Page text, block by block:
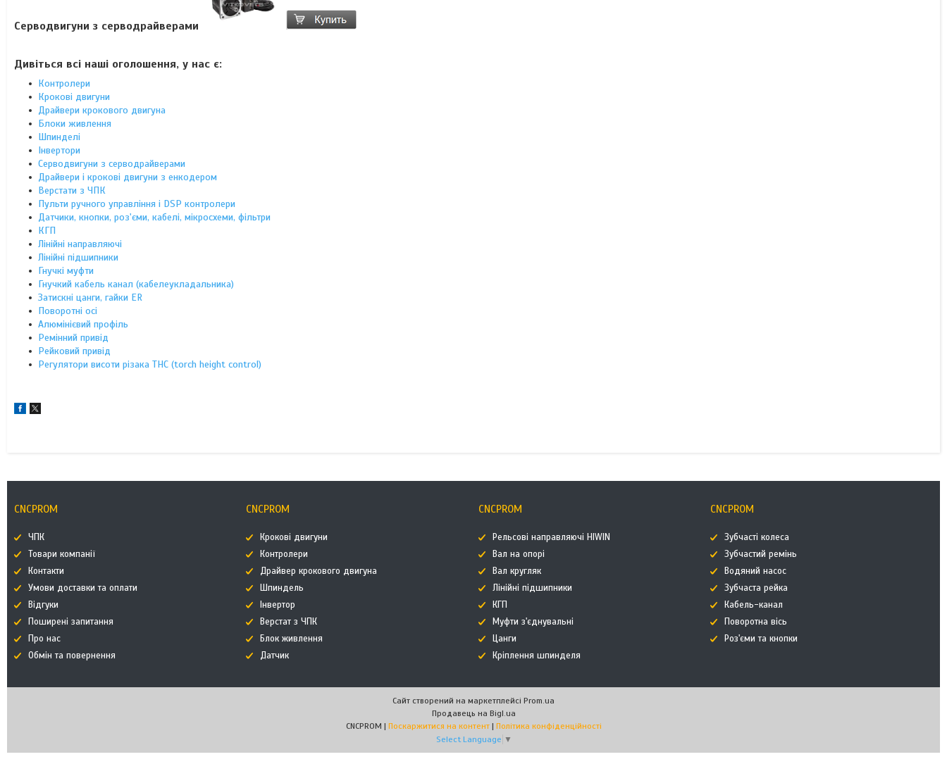
Серводвигуни з серводрайверами
Дивіться всі наші оголошення, у нас є:
Контролери
Крокові двигуни
Драйвери крокового двигуна
Блоки живлення
Шпинделі
Інвертори
Серводвигуни з серводрайверами
Драйвери і крокові двигуни з енкодером
Верстати з ЧПК
Пульти ручного управління і DSP контролери
Датчики, кнопки, роз'єми, кабелі, мікросхеми, фільтри
КГП
Лінійні направляючі
Лінійні підшипники
Гнучкі муфти
Гнучкий кабель канал (кабелеукладальника)
Затискні цанги, гайки ER
Поворотні осі
Алюмінієвий профіль
Ремінний привід
Рейковий привід
Регулятори висоти різака THC (torch height control)
CNCPROM
ЧПК
Товари компанії
Контакти
Умови доставки та оплати
Відгуки
Поширені запитання
Про нас
Обмін та повернення
CNCPROM
Крокові двигуни
Контролери
Драйвер крокового двигуна
Шпиндель
Інвертор
Верстат з ЧПК
Блок живлення
Датчик
CNCPROM
Рельсові направляючі HIWIN
Вал на опорі
Вал кругляк
Лінійні підшипники
КГП
Муфти з'єднувальні
Цанги
Кріплення шпинделя
CNCPROM
Зубчасті колеса
Зубчастий ремінь
Водяний насос
Зубчаста рейка
Кабель-канал
Поворотна вісь
Роз'єми та кнопки
Сайт створений на маркетплейсі Prom.ua
Продавець на Bigl.ua
CNCPROM | Поскаржитися на контент | Політика конфіденційності
Select Language ▼